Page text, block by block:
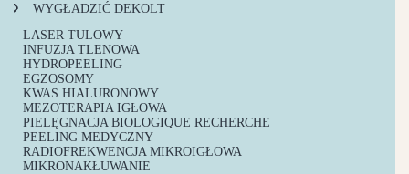
WYGŁADZIĆ DEKOLT
LASER TULOWY
INFUZJA TLENOWA
HYDROPEELING
EGZOSOMY
KWAS HIALURONOWY
MEZOTERAPIA IGŁOWA
PIELĘGNACJA BIOLOGIQUE RECHERCHE
PEELING MEDYCZNY
RADIOFREKWENCJA MIKROIGŁOWA
MIKRONAKŁUWANIE